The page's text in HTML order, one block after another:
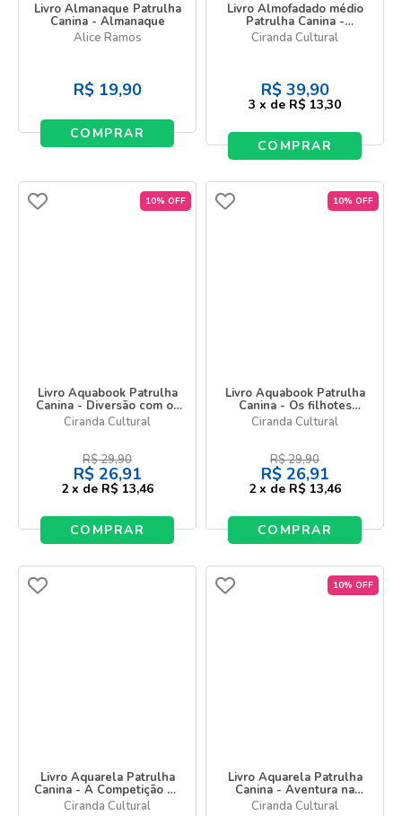
Livro Almanaque Patrulha
Canina - Almanaque
Alice Ramos
R$ 19,90
COMPRAR
Livro Almofadado médio
Patrulha Canina -
Primeiras Palavras
Ciranda Cultural
R$ 39,90
3 x de R$ 13,30
COMPRAR
10% OFF
Livro Aquabook Patrulha
Canina - Diversão com os
Filhotes
Ciranda Cultural
R$29,90
R$ 26,91
2 x de R$ 13,46
COMPRAR
10% OFF
Livro Aquabook Patrulha
Canina - Os filhotes
salvam o dia
Ciranda Cultural
R$29,90
R$ 26,91
2 x de R$ 13,46
COMPRAR
Livro Aquarela Patrulha
Canina - A Competição de
Marshall
Ciranda Cultural
10% OFF
Livro Aquarela Patrulha
Canina - Aventura na
Fazenda
Ciranda Cultural